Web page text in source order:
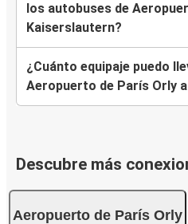
los autobuses de
Kaiserslautern?
¿Cuánto equipaje puedo
Aeropuerto de París Orly
Descubre más
Aeropuerto de París Orly